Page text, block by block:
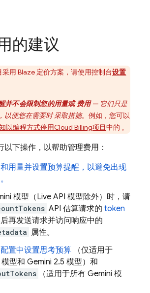
的建议
用 Blaze 定价方案，请使用控制台设置
并不会限制您的用量或 费用— 它们只是
以便您在需要时 采取措施。 例如，您可以
以编程方式停用Cloud Billing项目中的 。
以下操作，以帮助管理费用：
用量并设置预算提醒，以避免出现
模型（Live API 模型除外）时，请
API 估算请求的 token
后再发送请求并访问响应中的
属性。
置中设置思考预算 （仅适用于
模型和 Gemini 2.5 模型）和
（适用于所有 Gemini 模